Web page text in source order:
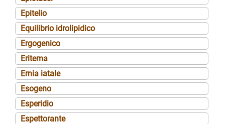
Epitelio
Equilibrio idrolipidico
Ergogenico
Eritema
Ernia iatale
Esogeno
Esperidio
Espettorante